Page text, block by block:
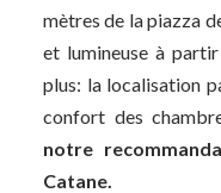
mètres de la piazza
et lumineuse à
plus: la localisation
confort des
notre
Catane.